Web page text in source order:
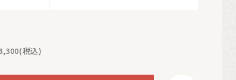
税込)